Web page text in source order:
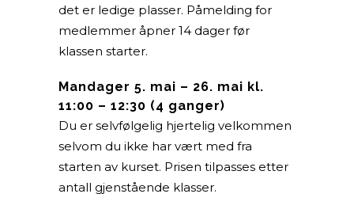
det er ledige plasser. Påmelding for
medlemmer åpner 14 dager før
klassen starter.
Mandager 5. mai – 26. mai kl.
11:00 – 12:30 (4 ganger)
Du er selvfølgelig hjertelig velkommen
selvom du ikke har vært med fra
starten av kurset. Prisen tilpasses etter
antall gjenstående klasser.